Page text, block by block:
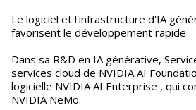
Le logiciel et l'infrastructure d'IA
favorisent le développement rapide
Dans sa R&D en IA générative,
services cloud de NVIDIA AI
logicielle NVIDIA AI Enterprise , qui
NVIDIA NeMo.